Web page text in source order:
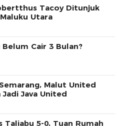
Tacoy Ditunjuk
Utara
Cair 3 Bulan?
Malut United
Java United
Taliabu 5-0, Tuan Rumah